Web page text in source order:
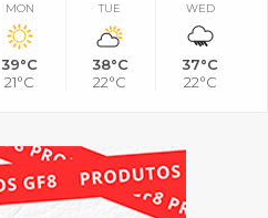
MON
39°C
21°C
TUE
38°C
22°C
WED
37°C
22°C